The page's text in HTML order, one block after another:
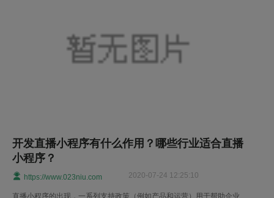
开发直播小程序有什么作用？哪些行业适合直播
小程序？
https://www.023niu.com 2020-07-24 12:25:10